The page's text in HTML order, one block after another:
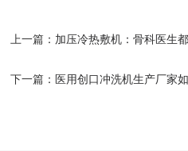
上一篇： 加压冷热敷机：骨科医生都
下一篇： 医用创口冲洗机生产厂家